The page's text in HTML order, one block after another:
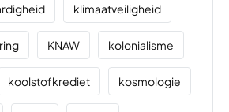
klimaatveiligheid
KNAW kolonialisme
koolstofkrediet kosmologie